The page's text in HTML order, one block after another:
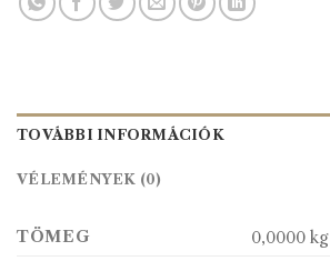
TOVÁBBI INFORMÁCIÓK
VÉLEMÉNYEK (0)
TÖMEG 0,0000 kg